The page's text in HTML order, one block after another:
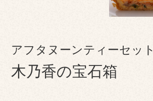
アフタヌーンティーセット
木乃香の宝石箱